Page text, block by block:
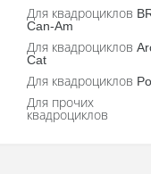
Для квадроциклов
Can-Am
Для квадроциклов
Cat
Для квадроциклов
Для прочих
квадроциклов